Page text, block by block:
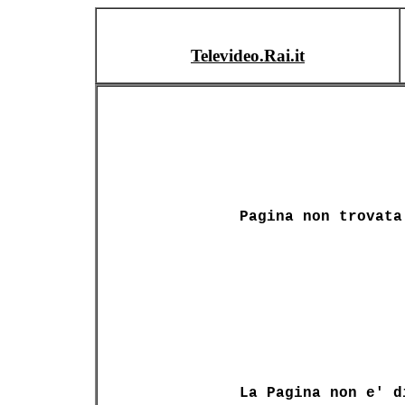
Televideo.Rai.it
Pagina non trovata
La Pagina non e'